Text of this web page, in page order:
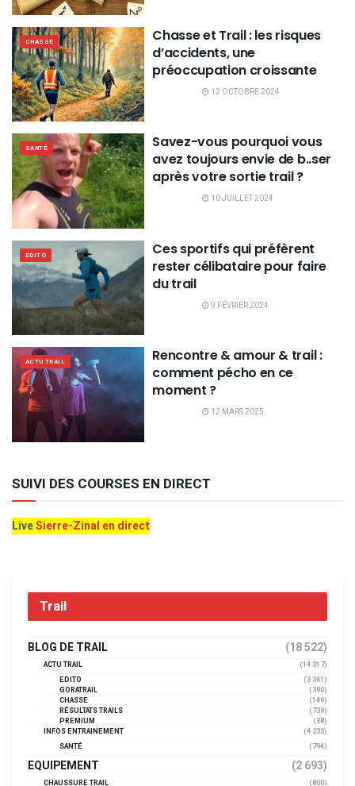
CHASSE
Chasse et Trail : les risques
d’accidents, une
préoccupation croissante
12 OCTOBRE 2024
SANTÉ
Savez-vous pourquoi vous
avez toujours envie de b..ser
après votre sortie trail ?
10 JUILLET 2024
EDITO
Ces sportifs qui préfèrent
rester célibataire pour faire
du trail
9 FÉVRIER 2024
ACTU TRAIL
Rencontre & amour & trail :
comment pécho en ce
moment ?
12 MARS 2025
SUIVI DES COURSES EN DIRECT
LiveSierre-Zinal en direct
Trail
BLOG DE TRAIL (18 522)
ACTU TRAIL
(14 317)
EDITO
(3 361)
GORATRAIL
(390)
CHASSE
(149)
RÉSULTATS TRAILS
(739)
PREMIUM
(38)
INFOS ENTRAINEMENT
(4 233)
SANTÉ
(794)
EQUIPEMENT (2 693)
CHAUSSURE TRAIL (800)